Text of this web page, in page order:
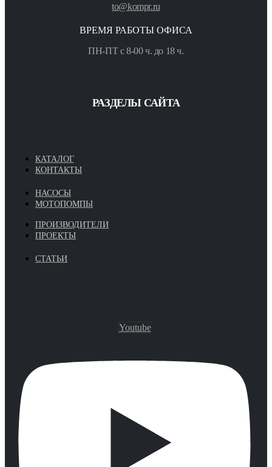
to@kompr.ru
ВРЕМЯ РАБОТЫ ОФИСА
ПН-ПТ с 8-00 ч. до 18 ч.
РАЗДЕЛЫ САЙТА
КАТАЛОГ
КОНТАКТЫ
НАСОСЫ
МОТОПОМПЫ
ПРОИЗВОДИТЕЛИ
ПРОЕКТЫ
СТАТЬИ
Youtube